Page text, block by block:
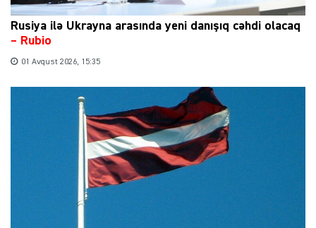
Rusiya ilə Ukrayna arasında yeni danışıq cəhdi olacaq
– Rubio
01 Avqust 2026, 15:35